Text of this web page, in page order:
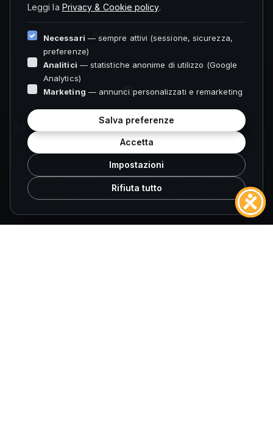
SOCIAL NETWORK
ORARI FOLIGNO
VENDITALun–Ven 9–13, 15:30–19:30 · Sab 9–13, 15:30–19 · Dom
chiuso
OFFICINALun–Ven 8–12:30, 15–18:30 · Sab/Dom chiuso
Leggi la Privacy & Cookie policy.
Necessari — sempre attivi (sessione, sicurezza,
preferenze)
Analitici — statistiche anonime di utilizzo (Google
Analytics)
Marketing — annunci personalizzati e remarketing
Rifiuta tutto
Impostazioni
Accetta
Salva preferenze